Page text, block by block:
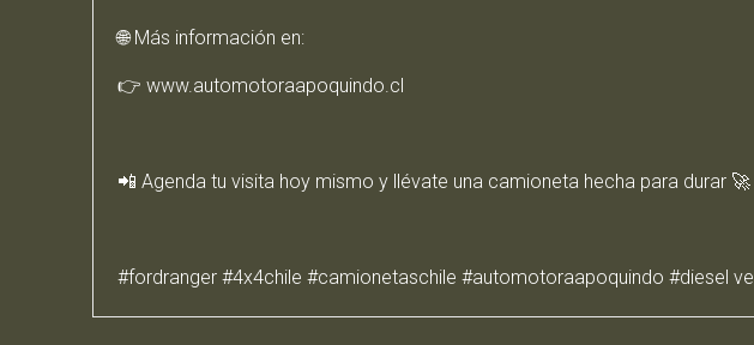
🌐 Más información en:
👉 www.automotoraapoquindo.cl
📲 Agenda tu visita hoy mismo y llévate una camioneta hecha para durar 🚀
#fordranger #4x4chile #camionetaschile #automotoraapoquindo #diesel